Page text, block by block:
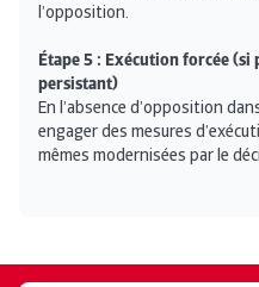
l’opposition.
Étape 5 : Exécution forcée (si
persistant)
En l’absence d’opposition
engager des mesures
mêmes modernisées par le